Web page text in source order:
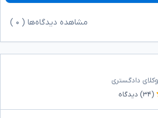
مشاهده دیدگاه‌ها ( ۰
دادگستری
(۳۴) دیدگاه